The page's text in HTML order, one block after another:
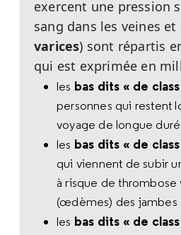
exercent une pression
sang dans les veines
varices) sont répartis
qui est exprimée en
les bas dits « de
personnes qui restent
voyage de longue
les bas dits « de
qui viennent de subir
à risque de thrombose
(œdèmes) des jambes
les bas dits « de